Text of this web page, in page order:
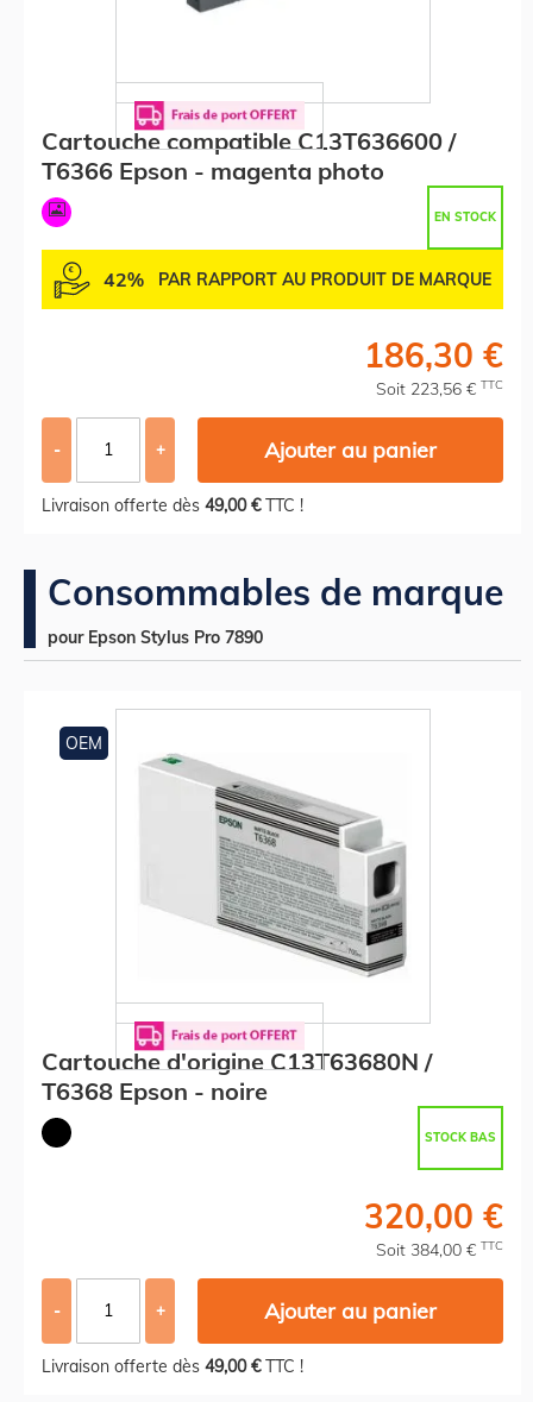
Cartouche compatible C13T636600 /
T6366 Epson - magenta photo
EN STOCK
42% PAR RAPPORT AU PRODUIT DE MARQUE
186,30 €
Soit 223,56 € TTC
- + Ajouter au panier
Livraison offerte dès 49,00 €TTC !
Consommables de marque
pour Epson Stylus Pro 7890
OEM
Cartouche d'origine C13T63680N /
T6368 Epson - noire
STOCK BAS
320,00 €
Soit 384,00 € TTC
- + Ajouter au panier
Livraison offerte dès 49,00 €TTC !